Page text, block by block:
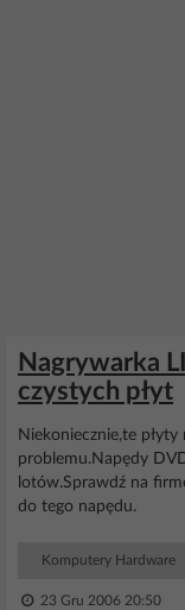
Nagrywarka
czystych płyt
Niekoniecznie,te
problemu.Napędy
lotów.Sprawdź na
do tego napędu.
Komputery Hardware
23 Gru 2006 20:50